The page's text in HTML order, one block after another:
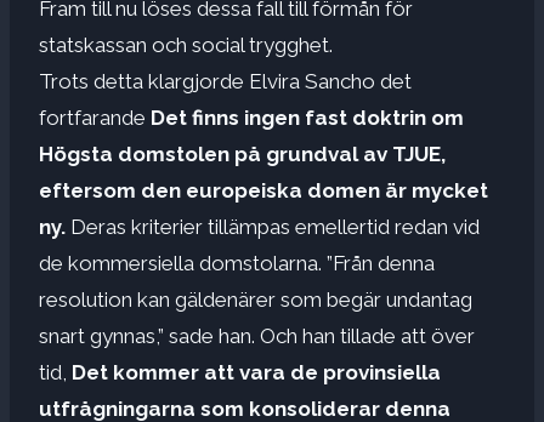
Fram till nu löses dessa fall till förmån för
statskassan och social trygghet.
Trots detta klargjorde Elvira Sancho det
fortfarande Det finns ingen fast doktrin om
Högsta domstolen på grundval av TJUE,
eftersom den europeiska domen är mycket
ny. Deras kriterier tillämpas emellertid redan vid
de kommersiella domstolarna. ”Från denna
resolution kan gäldenärer som begär undantag
snart gynnas,” sade han. Och han tillade att över
tid, Det kommer att vara de provinsiella
utfrågningarna som konsoliderar denna